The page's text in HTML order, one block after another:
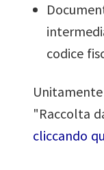
codice
"Raccolta
cliccando